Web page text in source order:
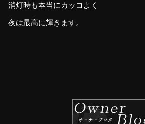
消灯時も本当にカッコよく
夜は最高に輝きます。